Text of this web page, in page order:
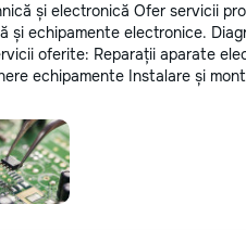
și electronică Ofer servicii
și echipamente electronice.
oferite: Reparații aparate
echipamente Instalare și